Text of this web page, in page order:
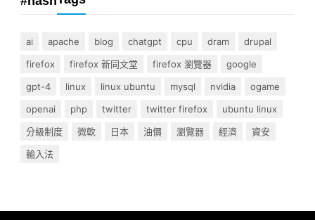
ai apache blog chatgpt cpu dram
drupal
firefox
firefox 新同文堂 firefox 瀏覽器
google
gpt-4
linux linux ubuntu mysql nvidia
ogame
openai
php twitter twitter firefox
ubuntu linux
分級制度
微軟 日本 油價 瀏覽器 經濟
資安
輸入法